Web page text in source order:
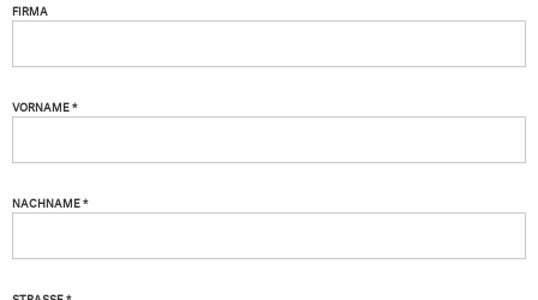
FIRMA
VORNAME *
NACHNAME *